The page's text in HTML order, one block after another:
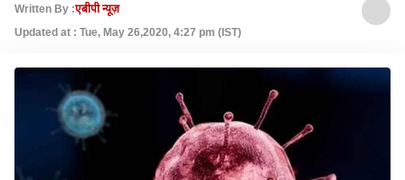
Written By :एबीपी न्यूज़
Updated at : Tue, May 26,2020, 4:27 pm (IST)